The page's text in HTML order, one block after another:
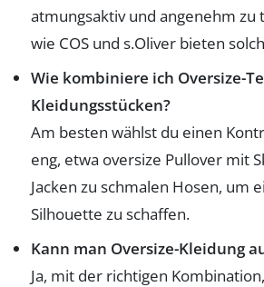
atmungsaktiv und angenehm zu
wie COS und s.Oliver bieten
Wie kombiniere ich Oversize-
Kleidungsstücken?
Am besten wählst du einen
eng, etwa oversize Pullover mit
Jacken zu schmalen Hosen, um
Silhouette zu schaffen.
Kann man Oversize-Kleidung
Ja, mit der richtigen